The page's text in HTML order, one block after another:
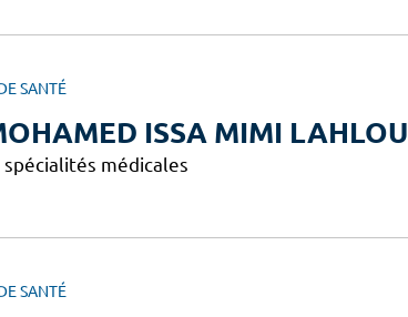
SANTÉ
ISSA MIMI LAHLOU
médicales
SANTÉ